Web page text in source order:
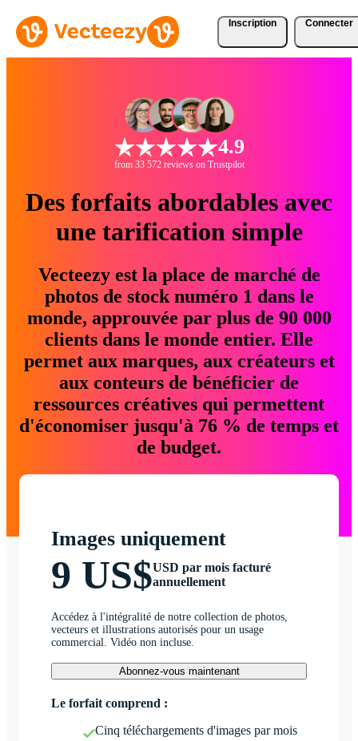
Inscription Connecter
4.9
from 33 572 reviews on Trustpilot
Des forfaits abordables avec
une tarification simple
Vecteezy est la place de marché de
photos de stock numéro 1 dans le
monde, approuvée par plus de 90 000
clients dans le monde entier. Elle
permet aux marques, aux créateurs et
aux conteurs de bénéficier de
ressources créatives qui permettent
d'économiser jusqu'à 76 % de temps et
de budget.
Images uniquement
9 US$USD par mois facturé
annuellement
Accédez à l'intégralité de notre collection de photos,
vecteurs et illustrations autorisés pour un usage
commercial. Vidéo non incluse.
Abonnez-vous maintenant
Le forfait comprend :
Cinq téléchargements d'images par mois